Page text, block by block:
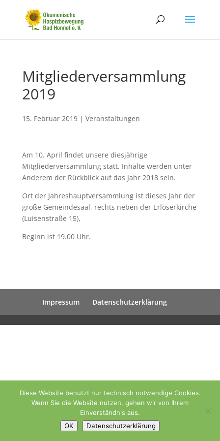
Mitgliederversammlung
2019
15. Februar 2019| Veranstaltungen
Am 10. April findet unsere diesjährige
Mitgliederversammlung statt. Inhalte werden unter
Anderem der Rückblick auf das Jahr 2018 sein.
Ort der Jahreshauptversammlung ist dieses Jahr der
große Gemeindesaal, rechts neben der Erlöserkirche
(Luisenstraße 15),
Beginn ist 19.00 Uhr.
Impressum Datenschutzerklärung
Diese Website benutzt nur technisch notwendige Cookies.
Wenn Sie die Website nutzen, gehen wir von Ihrem
Einverständnis aus.
OK
Datenschutzerklärung